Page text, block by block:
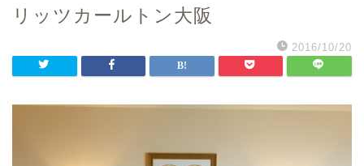
リッツカールトン大阪
2016/10/20